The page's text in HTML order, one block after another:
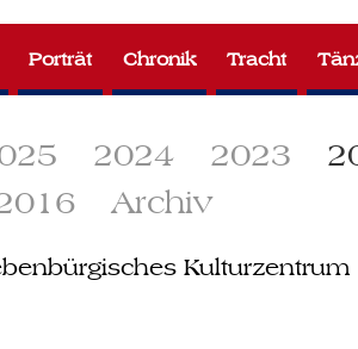
2024 2023
Archiv
Porträt Chronik Tracht
Kulturzentrum